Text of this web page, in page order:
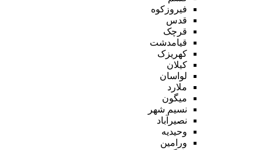
فیروزکوه
قدس
قرچک
قیامدشت
کهریزک
کیلان
لواسان
ملارد
میگون
نسیم شهر
نصیرآباد
وحیدیه
ورامین